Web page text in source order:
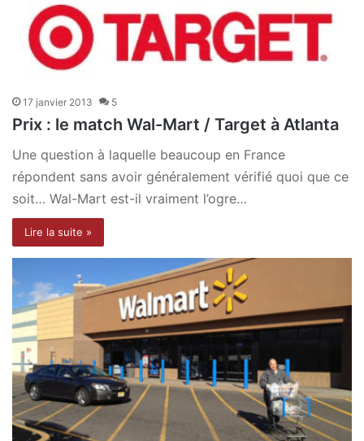
17 janvier 2013 5
Prix : le match Wal-Mart / Target à Atlanta
Une question à laquelle beaucoup en France
répondent sans avoir généralement vérifié quoi que ce
soit… Wal-Mart est-il vraiment l’ogre…
Lire la suite »